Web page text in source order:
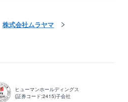
株式会社ムラヤマ
ヒューマンホールディングス
(証券コード:2415)子会社